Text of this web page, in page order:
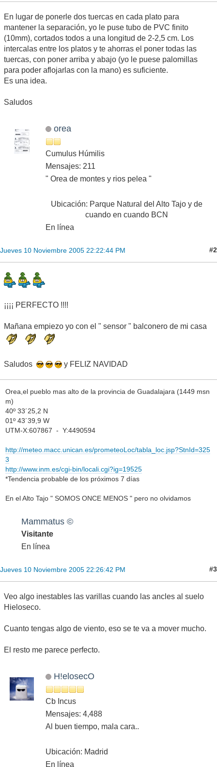
En lugar de ponerle dos tuercas en cada plato para
mantener la separación, yo le puse tubo de PVC finito
(10mm), cortados todos a una longitud de 2-2,5 cm. Los
intercalas entre los platos y te ahorras el poner todas las
tuercas, con poner arriba y abajo (yo le puese palomillas
para poder aflojarlas con la mano) es suficiente.
Es una idea.
Saludos
orea
Cumulus Húmilis
Mensajes: 211
" Orea de montes y rios pelea "
Ubicación: Parque Natural del Alto Tajo y de
cuando en cuando BCN
En línea
Jueves 10 Noviembre 2005 22:22:44 PM #2
¡¡¡¡ PERFECTO !!!!
Mañana empiezo yo con el " sensor " balconero de mi casa
Saludos y FELIZ NAVIDAD
Orea,el pueblo mas alto de la provincia de Guadalajara (1449 msn
m)
40º 33´25,2 N
01º 43´39,9 W
UTM-X:607867 - Y:4490594
http://meteo.macc.unican.es/prometeoLoc/tabla_loc.jsp?StnId=325
3
http://www.inm.es/cgi-bin/locali.cgi?ig=19525
*Tendencia probable de los próximos 7 días
En el Alto Tajo " SOMOS ONCE MENOS " pero no olvidamos
Mammatus ©
Visitante
En línea
Jueves 10 Noviembre 2005 22:26:42 PM #3
Veo algo inestables las varillas cuando las ancles al suelo
Hieloseco.
Cuanto tengas algo de viento, eso se te va a mover mucho.
El resto me parece perfecto.
H!elosecO
Cb Incus
Mensajes: 4,488
Al buen tiempo, mala cara..
Ubicación: Madrid
En línea